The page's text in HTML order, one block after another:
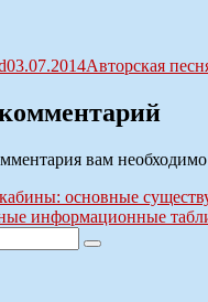
03.07.2014Авторская
вам необходимо
основные
информационные
Поиск